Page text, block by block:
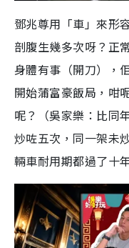
鄧兆尊用「車」來形
剖腹生幾多次呀？正
身體有事（開刀），
開始蒲富豪飯局，咁
呢？（吳家樂：比同
炒咗五次，同一架未
輛車耐用期都過了十